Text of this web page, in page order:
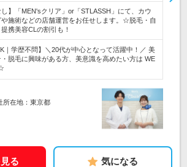
し】「MEN'sクリア」or「STLASSH」にて、カウ
や施術などの店舗運営をお任せします。☆脱毛・自
携美容CLの割引も！
｜学歴不問】＼20代が中心となって活躍中！／ 美
脱毛に興味がある方、美意識を高めたい方は WE
所在地：東京都
る 気になる